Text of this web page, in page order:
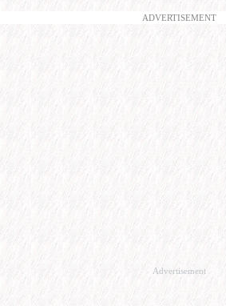
ADVERTISEMENT
Advertisement